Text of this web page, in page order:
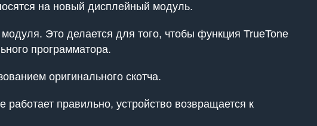
на новый дисплейный модуль.
Это делается для того, чтобы функция TrueTone
программатора.
оригинального скотча.
правильно, устройство возвращается к